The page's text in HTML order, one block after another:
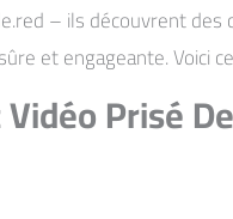
– ils découvrent
et engageante.
Prisé